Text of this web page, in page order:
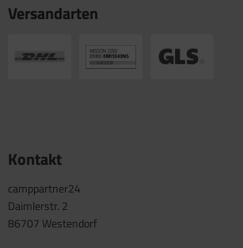
Versandarten
Kontakt
camppartner24
Daimlerstr. 2
86707 Westendorf